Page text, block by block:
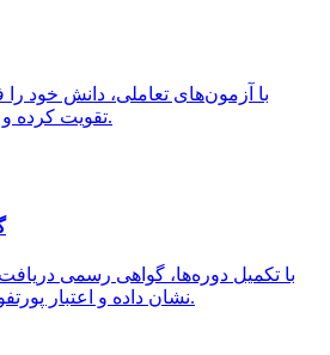
با آزمون‌های تعاملی، دانش خود را
تقویت کرده و پیشرفتتان را پیگیری کنید.
با تکمیل دوره‌ها، گواهی رسمی دریافت
نشان داده و اعتبار پورتفولیوی خود را افزایش دهید.